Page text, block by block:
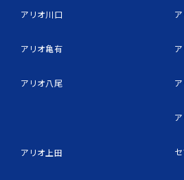
アリオ川口
アリオ亀有
アリオ八尾
アリオ上田